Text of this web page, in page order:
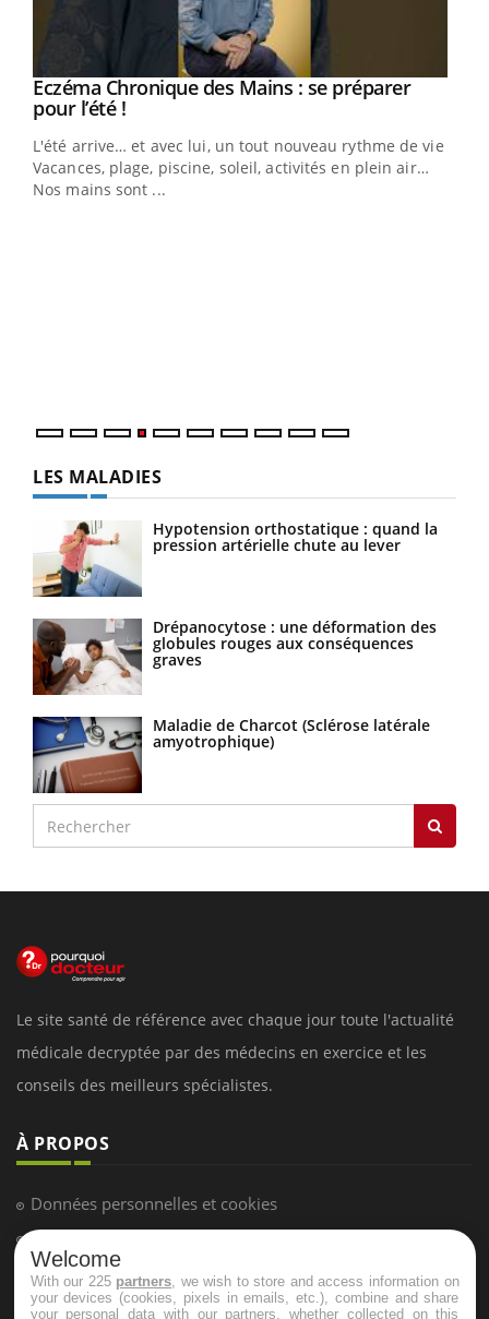
Youtube
Eczéma Chronique des Mains : se préparer
pour l’été !Youtube
L'été arrive… et avec lui, un tout nouveau rythme de vie !
Vacances, plage, piscine, soleil, activités en plein air…
Nos mains sont ...
Youtube
Diabète & Ramadan 2026Youtube
Le Ramadan approche, et, pour de nombreuses
personnes atteintes de diabète, c'est une période de
questions, de défis, mais ...
LES MALADIES
Hypotension orthostatique : quand la
pression artérielle chute au lever
Drépanocytose : une déformation des
globules rouges aux conséquences
graves
Maladie de Charcot (Sclérose latérale
amyotrophique)
Le site santé de référence avec chaque jour toute l'actualité
médicale decryptée par des médecins en exercice et les
conseils des meilleurs spécialistes.
À PROPOS
Données personnelles et cookies
Qui sommes-nous
Conditions d'utilisation
Plan du site
Welcome
With our 225 partners , we wish to store and access information on
your devices (cookies, pixels in emails, etc.), combine and share
your personal data with our partners, whether collected on this